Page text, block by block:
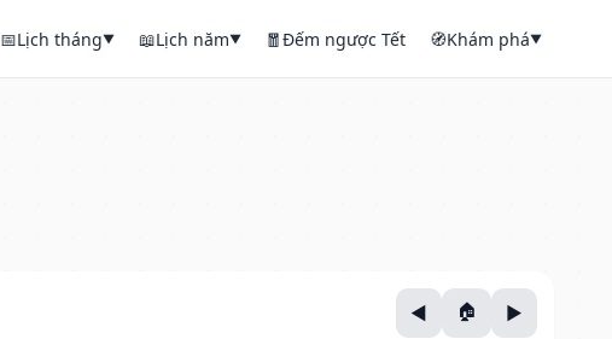
📅Lịch tháng▼ 📖Lịch năm▼ 🧧Đếm ngược Tết 🧭Khám phá▼